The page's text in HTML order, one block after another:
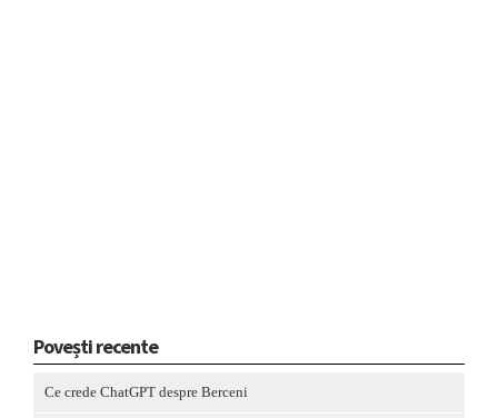
Povești recente
Ce crede ChatGPT despre Berceni